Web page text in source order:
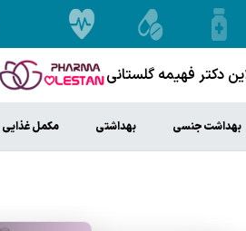
دکتر فهیمه گلستانی
بهداشت جنسی بهداشتی مکمل غذایی